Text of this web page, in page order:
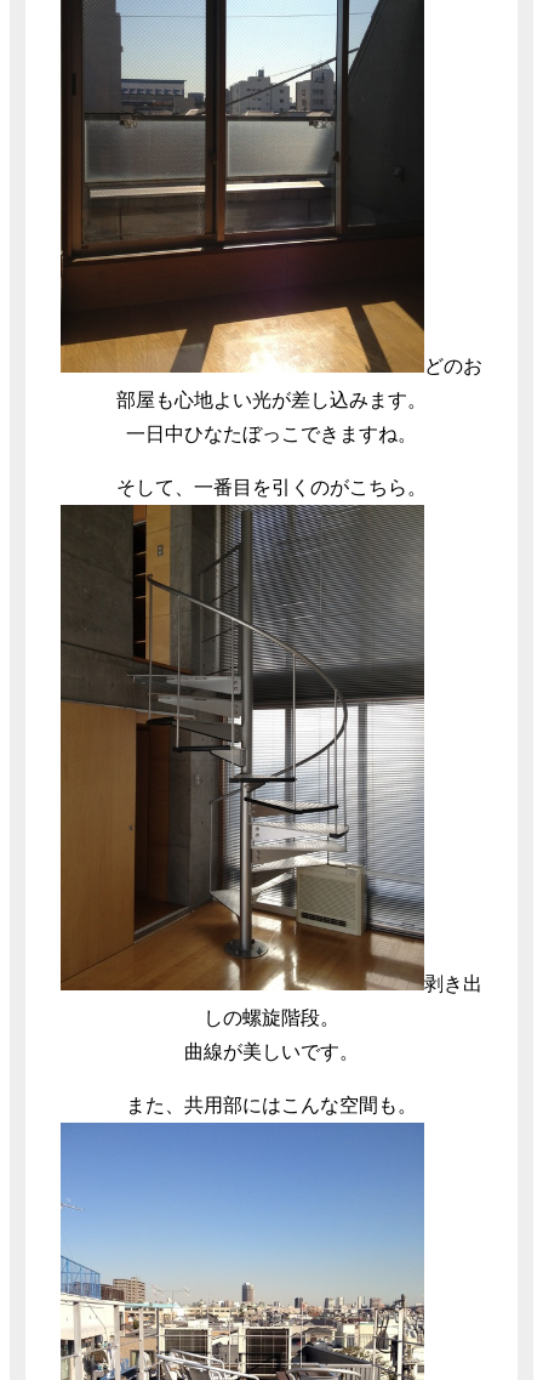
どのお
部屋も心地よい光が差し込みます。
一日中ひなたぼっこできますね。
そして、一番目を引くのがこちら。
剥き出
しの螺旋階段。
曲線が美しいです。
また、共用部にはこんな空間も。